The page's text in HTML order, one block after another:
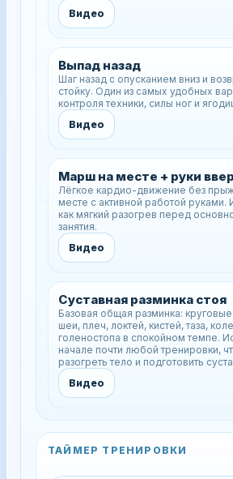
Видео
Выпад назад
Шаг назад с опусканием вниз и
стойку. Один из самых удобных
контроля техники, силы ног и
Видео
Марш на месте + руки
Лёгкое кардио-движение без
месте с активной работой руками.
как мягкий разогрев перед
занятия.
Видео
Суставная разминка стоя
Базовая общая разминка:
шеи, плеч, локтей, кистей, таза,
голеностопа в спокойном темпе.
начале почти любой тренировки,
разогреть тело и подготовить
Видео
ТАЙМЕР ТРЕНИРОВКИ